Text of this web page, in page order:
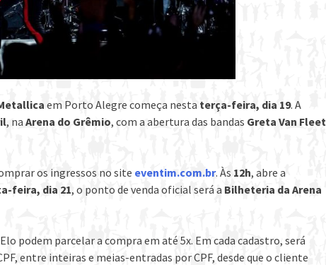
em Porto Alegre começa nesta terça-feira, dia 19. A
, naArena do Grêmio, com a abertura das bandas Greta Van Fleet
os ingressos no site eventim.com.br. Às 12h, abre a
feira, dia 21, o ponto de venda oficial será a Bilheteria da Arena
podem parcelar a compra em até 5x. Em cada cadastro, será
entre inteiras e meias-entradas por CPF, desde que o cliente